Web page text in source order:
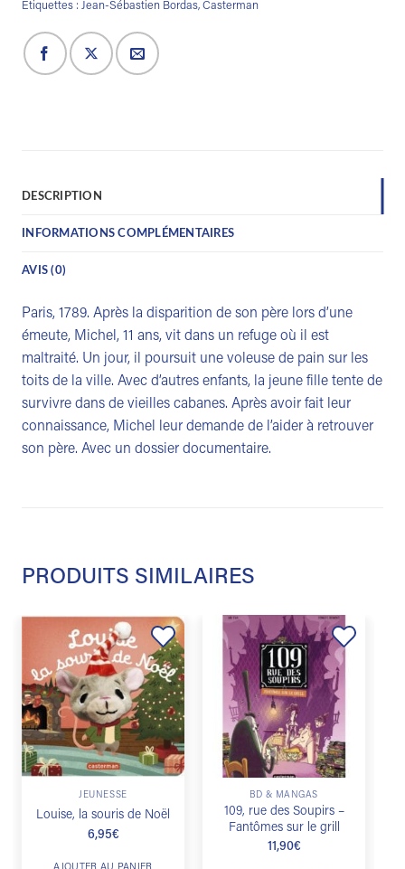
Étiquettes : Jean-Sébastien Bordas, Casterman
DESCRIPTION
INFORMATIONS COMPLÉMENTAIRES
AVIS (0)
Paris, 1789. Après la disparition de son père lors d’une
émeute, Michel, 11 ans, vit dans un refuge où il est
maltraité. Un jour, il poursuit une voleuse de pain sur les
toits de la ville. Avec d’autres enfants, la jeune fille tente de
survivre dans de vieilles cabanes. Après avoir fait leur
connaissance, Michel leur demande de l’aider à retrouver
son père. Avec un dossier documentaire.
PRODUITS SIMILAIRES
Ajouter
à la
liste de
souhaits
JEUNESSE
Louise, la souris de Noël
6,95€
Ajouter
à la
liste de
souhaits
BD & MANGAS
109, rue des Soupirs –
Fantômes sur le grill
11,90€